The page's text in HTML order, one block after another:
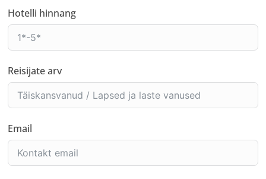
Hotelli hinnang
Reisijate arv
Email